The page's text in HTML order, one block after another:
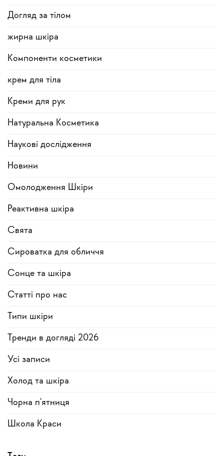
Догляд за тілом
жирна шкіра
Компоненти косметики
крем для тіла
Креми для рук
Натуральна Косметика
Наукові дослідження
Новини
Омолодження Шкіри
Реактивна шкіра
Свята
Сироватка для обличчя
Сонце та шкіра
Статті про нас
Типи шкіри
Тренди в догляді 2026
Усi записи
Холод та шкіра
Чорна п'ятниця
Школа Краси